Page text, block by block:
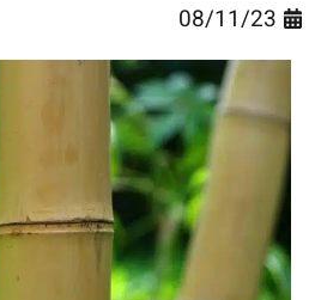
08/11/23